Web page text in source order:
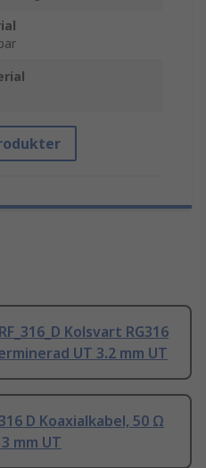
Kolsvart RG316
UT 3.2 mm UT
D Koaxialkabel, 50 Ω
mm UT